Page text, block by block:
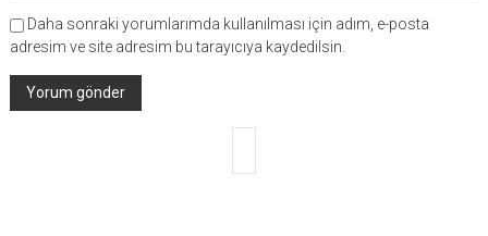
Daha sonraki yorumlarımda kullanılması için adım, e-posta
adresim ve site adresim bu tarayıcıya kaydedilsin.